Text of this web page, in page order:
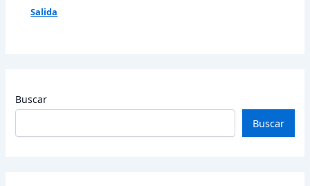
Salida
Buscar
Buscar